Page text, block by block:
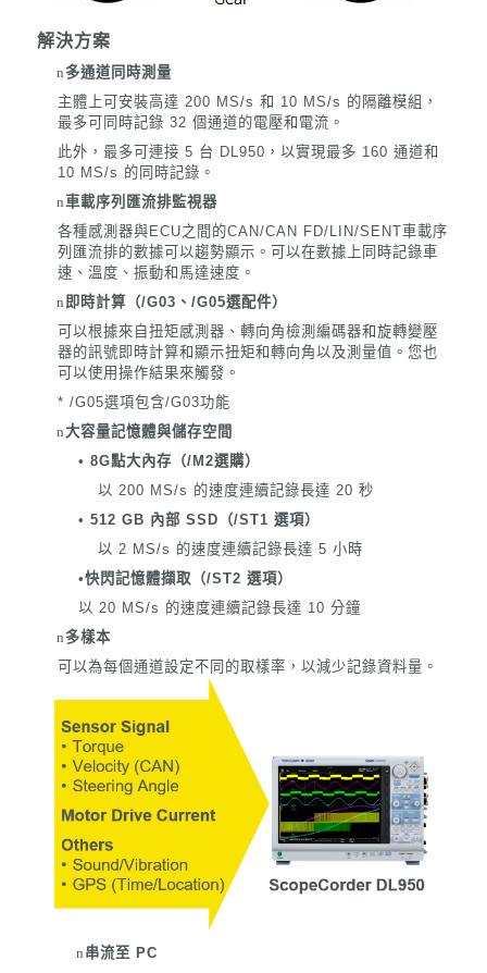
解決方案
n 多通道同時測量
主體上可安裝高達 200 MS/s 和 10 MS/s 的隔離模組，
最多可同時記錄 32 個通道的電壓和電流。
此外，最多可連接 5 台 DL950，以實現最多 160 通道和
10 MS/s 的同時記錄。
n車載序列匯流排監視器
各種感測器與ECU之間的CAN/CAN FD/LIN/SENT車載序
列匯流排的數據可以趨勢顯示。 可以在數據上同時記錄車
速、溫度、振動和馬達速度。
n 即時計算（/G03、/G05選配件）
可以根據來自扭矩感測器、轉向角檢測編碼器和旋轉變壓
器的訊號即時計算和顯示扭矩和轉向角以及測量值。 您也
可以使用操作結果來觸發。
* /G05選項包含/G03功能
n大容量記憶體與儲存空間
• 8G點大內存（/M2選購）
以 200 MS/s 的速度連續記錄長達 20 秒
• 512 GB 內部 SSD（/ST1 選項）
以 2 MS/s 的速度連續記錄長達 5 小時
•快閃記憶體擷取（/ST2 選項）
以 20 MS/s 的速度連續記錄長達 10 分鐘
n 多樣本
可以為每個通道設定不同的取樣率，以減少記錄資料量。
n 串流至 PC